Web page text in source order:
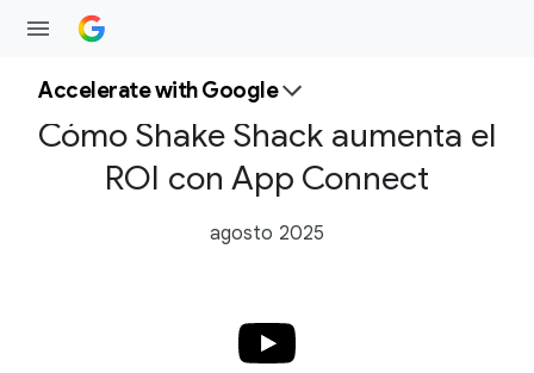
Accelerate with Google
Cómo Shake Shack aumenta el
ROI con App Connect
agosto 2025